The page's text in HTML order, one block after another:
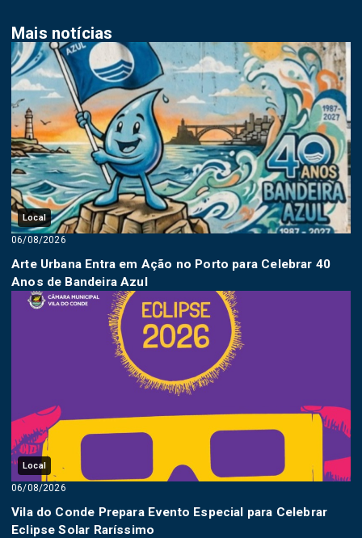
Mais notícias
Local
06/08/2026
Arte Urbana Entra em Ação no Porto para Celebrar 40
Anos de Bandeira Azul
Local
06/08/2026
Vila do Conde Prepara Evento Especial para Celebrar
Eclipse Solar Raríssimo